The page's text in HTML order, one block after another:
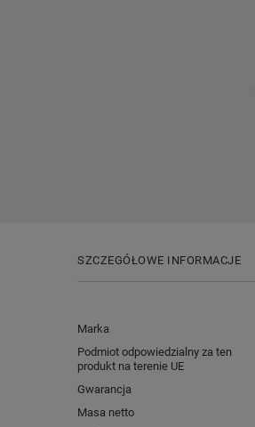
SZCZEGÓŁOWE INFORMACJE
Marka
Podmiot odpowiedzialny za ten
produkt na terenie UE
Gwarancja
Masa netto